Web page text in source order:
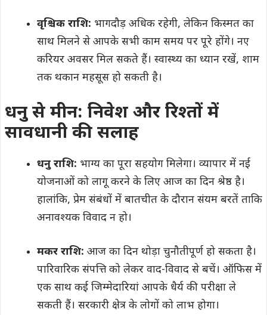
वृश्चिक राशि: भागदौड़ अधिक रहेगी, लेकिन किस्मत का
साथ मिलने से आपके सभी काम समय पर पूरे होंगे। नए
करियर अवसर मिल सकते हैं। स्वास्थ्य का ध्यान रखें, शाम
तक थकान महसूस हो सकती है।
धनु से मीन: निवेश और रिश्तों में
सावधानी की सलाह
धनु राशि: भाग्य का पूरा सहयोग मिलेगा। व्यापार में नई
योजनाओं को लागू करने के लिए आज का दिन श्रेष्ठ है।
हालांकि, प्रेम संबंधों में बातचीत के दौरान संयम बरतें ताकि
अनावश्यक विवाद न हो।
मकर राशि: आज का दिन थोड़ा चुनौतीपूर्ण हो सकता है।
पारिवारिक संपत्ति को लेकर वाद-विवाद से बचें। ऑफिस में
एक साथ कई जिम्मेदारियां आपके धैर्य की परीक्षा ले
सकती हैं। सरकारी क्षेत्र के लोगों को लाभ होगा।